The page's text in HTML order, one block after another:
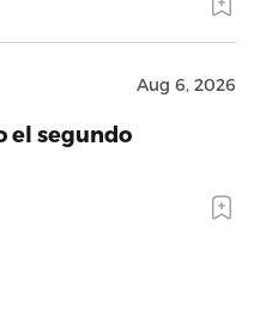
Aug 6, 2026
el segundo